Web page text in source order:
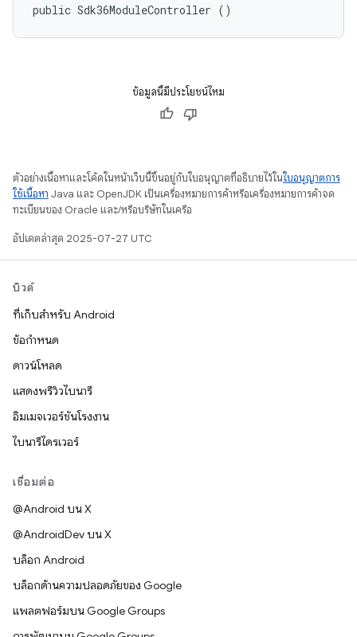
public Sdk36ModuleController ()
ข้อมูลนี้มีประโยชน์ไหม
ตัวอย่างเนื้อหาและโค้ดในหน้าเว็บนี้ขึ้นอยู่กับใบอนุญาตที่อธิบายไว้ในใบอนุญาตการ
ใช้เนื้อหา Java และ OpenJDK เป็นเครื่องหมายการค้าหรือเครื่องหมายการค้าจด
ทะเบียนของ Oracle และ/หรือบริษัทในเครือ
อัปเดตล่าสุด 2025-07-27 UTC
บิวด์
ที่เก็บสำหรับ Android
ข้อกำหนด
ดาวน์โหลด
แสดงพรีวิวไบนารี
อิมเมจเวอร์ชันโรงงาน
ไบนารีไดรเวอร์
เชื่อมต่อ
@Android บน X
@AndroidDev บน X
บล็อก Android
บล็อกด้านความปลอดภัยของ Google
แพลตฟอร์มบน Google Groups